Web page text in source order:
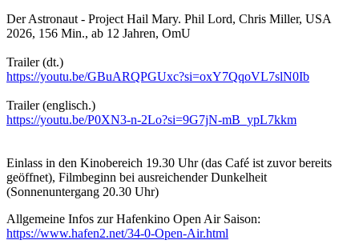
Der Astronaut - Project Hail Mary. Phil Lord, Chris Miller, USA
2026, 156 Min., ab 12 Jahren, OmU
Trailer (dt.)
https://youtu.be/GBuARQPGUxc?si=oxY7QqoVL7slN0Ib
Trailer (englisch.)
https://youtu.be/P0XN3-n-2Lo?si=9G7jN-mB_ypL7kkm
Einlass in den Kinobereich 19.30 Uhr (das Café ist zuvor bereits
geöffnet), Filmbeginn bei ausreichender Dunkelheit
(Sonnenuntergang 20.30 Uhr)
Allgemeine Infos zur Hafenkino Open Air Saison:
https://www.hafen2.net/34-0-Open-Air.html